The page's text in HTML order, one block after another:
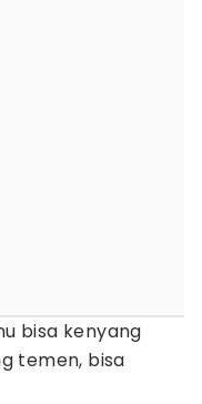
bisa kenyang
temen, bisa